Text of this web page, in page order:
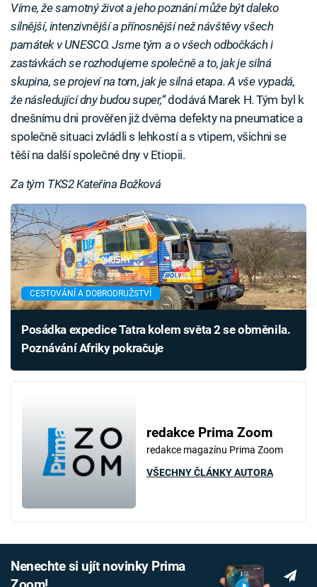
Víme, že samotný život a jeho poznání může být daleko
silnější, intenzivnější a přínosnější než návštěvy všech
památek v UNESCO. Jsme tým a o všech odbočkách i
zastávkách se rozhodujeme společně a to, jak je silná
skupina, se projeví na tom, jak je silná etapa. A vše vypadá,
že následující dny budou super,“dodává Marek H. Tým byl k
dnešnímu dni prověřen již dvěma defekty na pneumatice a
společně situaci zvládli s lehkostí a s vtipem, všichni se
těší na další společné dny v Etiopii.
Za tým TKS2 Kateřina Božková
CESTOVÁNÍ A DOBRODRUŽSTVÍ
Posádka expedice Tatra kolem světa 2 se obměnila.
Poznávání Afriky pokračuje
redakce Prima Zoom
redakce magazínu Prima Zoom
VŠECHNY ČLÁNKY AUTORA
Nenechte si ujít novinky Prima